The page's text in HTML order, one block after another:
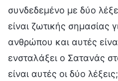
συνδεδεμένο με δύο
είναι ζωτικής σημασίας
ανθρώπου και αυτές
ενσταλάξει ο Σατανάς
είναι αυτές οι δύο